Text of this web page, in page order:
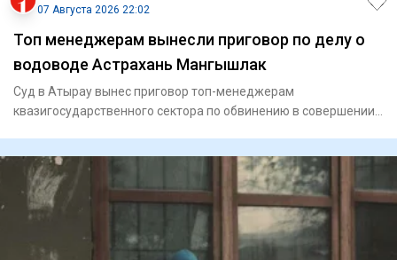
07 Августа 2026 22:02
Топ менеджерам вынесли приговор по делу о
водоводе Астрахань Мангышлак
Суд в Атырау вынес приговор топ-менеджерам
квазигосударственного сектора по обвинению в совершении